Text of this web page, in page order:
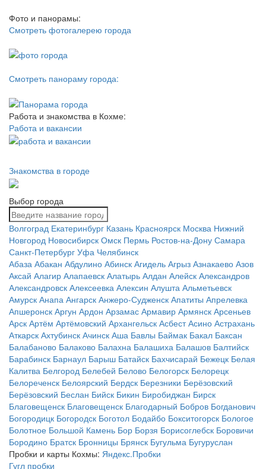
Фото и панорамы:
Смотреть фотогалерею города
Смотреть панораму города:
Работа и знакомства в Кохме:
Работа и вакансии
Знакомства в городе
Выбор города
Волгоград Екатеринбург Казань Красноярск Москва Нижний
Новгород Новосибирск Омск Пермь Ростов-на-Дону Самара
Санкт-Петербург Уфа Челябинск
Абаза Абакан Абдулино Абинск Агидель Агрыз Азнакаево Азов
Аксай Алагир Алапаевск Алатырь Алдан Алейск Александров
Александровск Алексеевка Алексин Алушта Альметьевск
Амурск Анапа Ангарск Анжеро-Судженск Апатиты Апрелевка
Апшеронск Аргун Ардон Арзамас Армавир Армянск Арсеньев
Арск Артём Артёмовский Архангельск Асбест Асино Астрахань
Аткарск Ахтубинск Ачинск Аша Бавлы Баймак Бакал Баксан
Балабаново Балаково Балахна Балашиха Балашов Балтийск
Барабинск Барнаул Барыш Батайск Бахчисарай Бежецк Белая
Калитва Белгород Белебей Белово Белогорск Белорецк
Белореченск Белоярский Бердск Березники Берёзовский
Берёзовский Беслан Бийск Бикин Биробиджан Бирск
Благовещенск Благовещенск Благодарный Бобров Богданович
Богородицк Богородск Боготол Бодайбо Бокситогорск Бологое
Болотное Большой Камень Бор Борзя Борисоглебск Боровичи
Бородино Братск Бронницы Брянск Бугульма Бугуруслан
Пробки и карты Кохмы: Яндекс.Пробки
Гугл пробки